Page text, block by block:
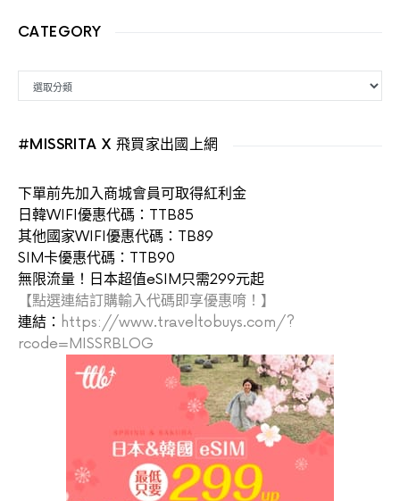
CATEGORY
#MISSRITA X 飛買家出國上網
下單前先加入商城會員可取得紅利金
日韓WIFI優惠代碼：TTB85
其他國家WIFI優惠代碼：TB89
SIM卡優惠代碼：TTB90
無限流量！日本超值eSIM只需299元起
【點選連結訂購輸入代碼即享優惠唷！】
連結： https://www.traveltobuys.com/?
rcode=MISSRBLOG